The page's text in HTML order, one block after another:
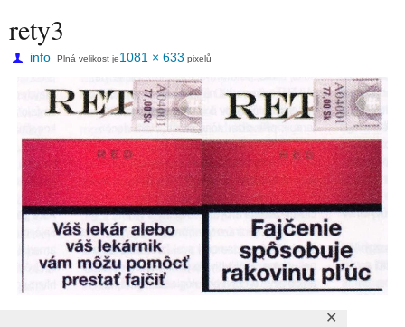
✕
rety3
info Plná velikost je1081 × 633 pixelů